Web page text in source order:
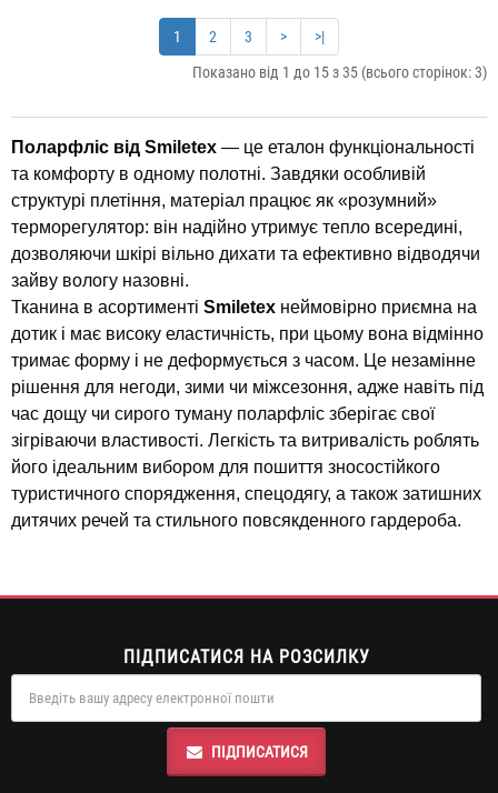
1 2 3 >
>|
Показано від 1 до 15 з 35 (всього сторінок: 3)
Поларфліс від Smiletex — це еталон функціональності
та комфорту в одному полотні. Завдяки особливій
структурі плетіння, матеріал працює як «розумний»
терморегулятор: він надійно утримує тепло всередині,
дозволяючи шкірі вільно дихати та ефективно відводячи
зайву вологу назовні.
Тканина в асортименті Smiletex неймовірно приємна на
дотик і має високу еластичність, при цьому вона відмінно
тримає форму і не деформується з часом. Це незамінне
рішення для негоди, зими чи міжсезоння, адже навіть під
час дощу чи сирого туману поларфліс зберігає свої
зігріваючи властивості. Легкість та витривалість роблять
його ідеальним вибором для пошиття зносостійкого
туристичного спорядження, спецодягу, а також затишних
дитячих речей та стильного повсякденного гардероба.
ПІДПИСАТИСЯ НА РОЗСИЛКУ
ПІДПИСАТИСЯ